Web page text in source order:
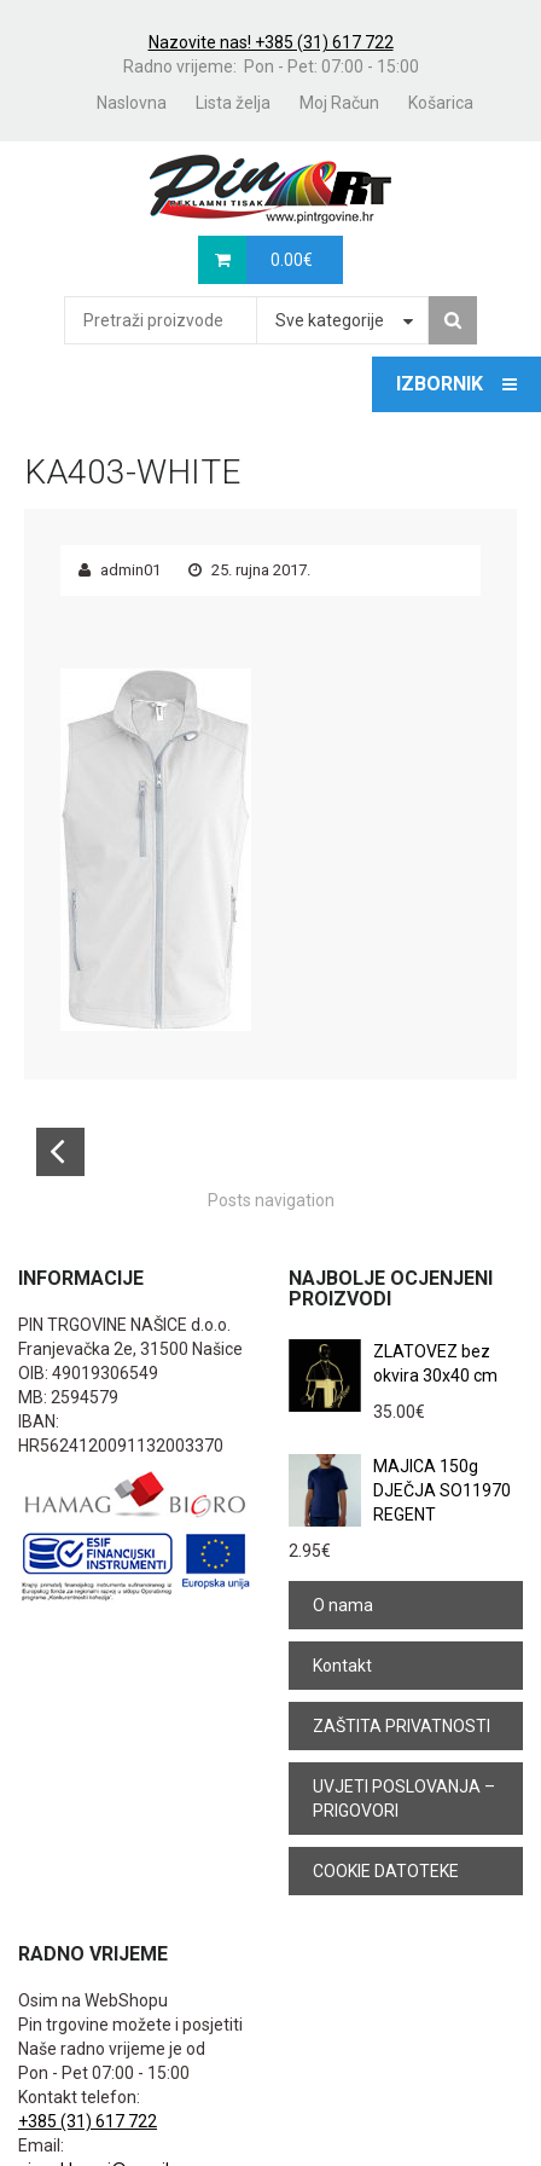
Nazovite nas! +385 (31) 617 722
Radno vrijeme: Pon - Pet: 07:00 - 15:00
Naslovna
Lista želja Moj Račun Košarica
0.00€
Sve kategorije
KA403-WHITE
admin01 25. rujna 2017.
Posts navigation
INFORMACIJE
PIN TRGOVINE NAŠICE d.o.o.
Franjevačka 2e, 31500 Našice
OIB: 49019306549
MB: 2594579
IBAN:
HR5624120091132003370
NAJBOLJE OCJENJENI
PROIZVODI
ZLATOVEZ bez
okvira 30x40 cm
35.00€
MAJICA 150g
DJEČJA SO11970
REGENT
2.95€
O nama
Kontakt
ZAŠTITA PRIVATNOSTI
UVJETI POSLOVANJA –
PRIGOVORI
COOKIE DATOTEKE
RADNO VRIJEME
Osim na WebShopu
Pin trgovine možete i posjetiti
Naše radno vrijeme je od
Pon - Pet 07:00 - 15:00
Kontakt telefon:
+385 (31) 617 722
Email: